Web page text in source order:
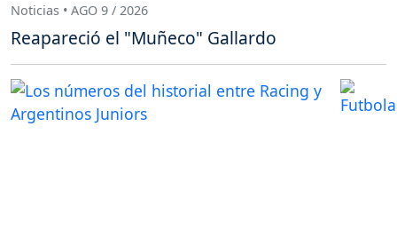
Noticias • AGO 9 / 2026
Reapareció el "Muñeco" Gallardo